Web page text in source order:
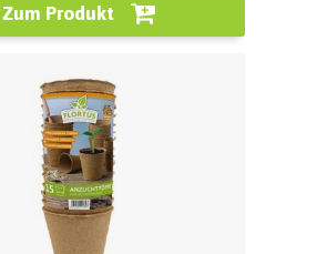
Zum Produkt